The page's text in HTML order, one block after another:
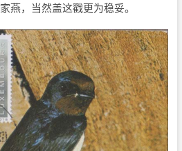
燕，当然盖这戳更为稳妥。